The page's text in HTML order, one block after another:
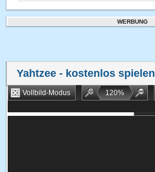
WERBUNG
Yahtzee - kostenlos spielen
Vollbild-Modus 120%